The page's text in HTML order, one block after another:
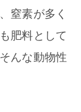
窒素が多く
肥料として
んな動物性